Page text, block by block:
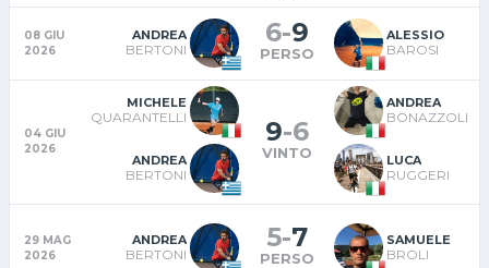
08 GIU
2026
ANDREA
BERTONI
6-9
PERSO
ALESSIO
BAROSI
04 GIU
2026
MICHELE
QUARANTELLI
ANDREA
BERTONI
9-6
VINTO
ANDREA
BONAZZOLI
LUCA
RUGGERI
29 MAG
2026
ANDREA
BERTONI
5-7
PERSO
SAMUELE
BROLI